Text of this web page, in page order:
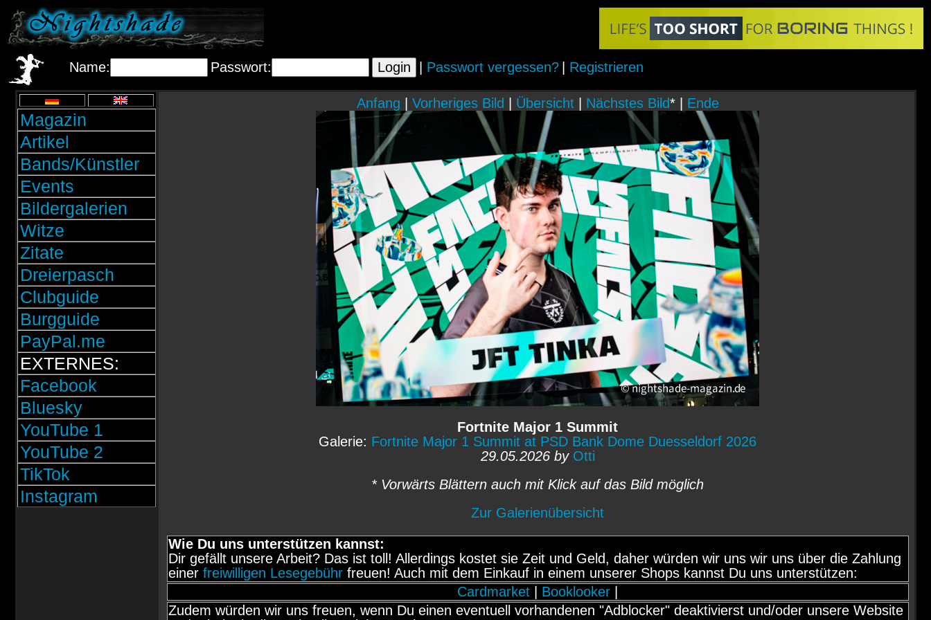
Name: Passwort: Passwort vergessen? Registrieren
Magazin
Artikel
Bands/Künstler
Events
Bildergalerien
Witze
Zitate
Dreierpasch
Clubguide
Burgguide
PayPal.me
EXTERNES:
Facebook
Bluesky
YouTube 1
YouTube 2
TikTok
Instagram
Anfang Vorheriges Bild Übersicht| Nächstes Bild* | Ende
Fortnite Major 1 Summit
Galerie: Fortnite Major 1 Summit at PSD Bank Dome Duesseldorf 2026
29.05.2026 by Otti
* Vorwärts Blättern auch mit Klick auf das Bild möglich
Zur Galerienübersicht
Wie Du uns unterstützen kannst:
Dir gefällt unsere Arbeit? Das ist toll! Allerdings kostet sie Zeit und Geld, daher würden wir uns wir uns über die Zahlung
einer freiwilligen Lesegebührfreuen! Auch mit dem Einkauf in einem unserer Shops kannst Du uns unterstützen:
Cardmarket
Booklooker
Zudem würden wir uns freuen, wenn Du einen eventuell vorhandenen "Adblocker" deaktivierst und/oder unsere Website